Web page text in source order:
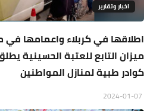
اخبار وتقارير
اطلاقها في كربلاء واعمامها
ميزان التابع للعتبة الحسينية
كوادر طبية لمنازل المواطنين